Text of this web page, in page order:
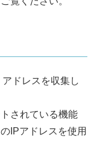
ドレスを収集し
されている機能
IPアドレスを使用